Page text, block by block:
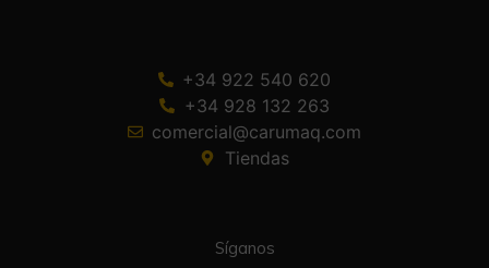
+34 922 540 620
+34 928 132 263
comercial@carumaq.com
Tiendas
Síganos